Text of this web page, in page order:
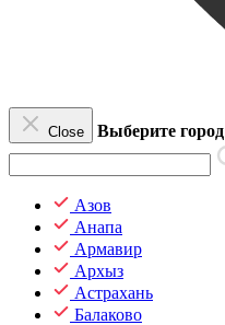
Close Выберите город
Азов
Анапа
Армавир
Архыз
Астрахань
Балаково